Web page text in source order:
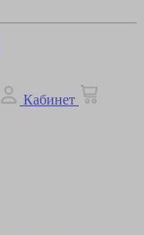
Кабинет